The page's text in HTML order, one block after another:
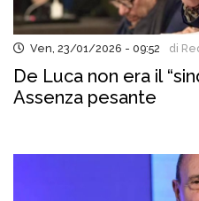
Ven, 23/01/2026 - 09:52 di
De Luca non era il
Assenza pesante